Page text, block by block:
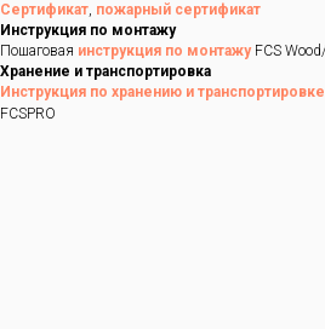
Сертификат, пожарный сертификат
Инструкция по монтажу
Пошаговая инструкция по монтажуFCS
Хранение и транспортировка
Инструкция по хранению и транспортировке
FCSPRO